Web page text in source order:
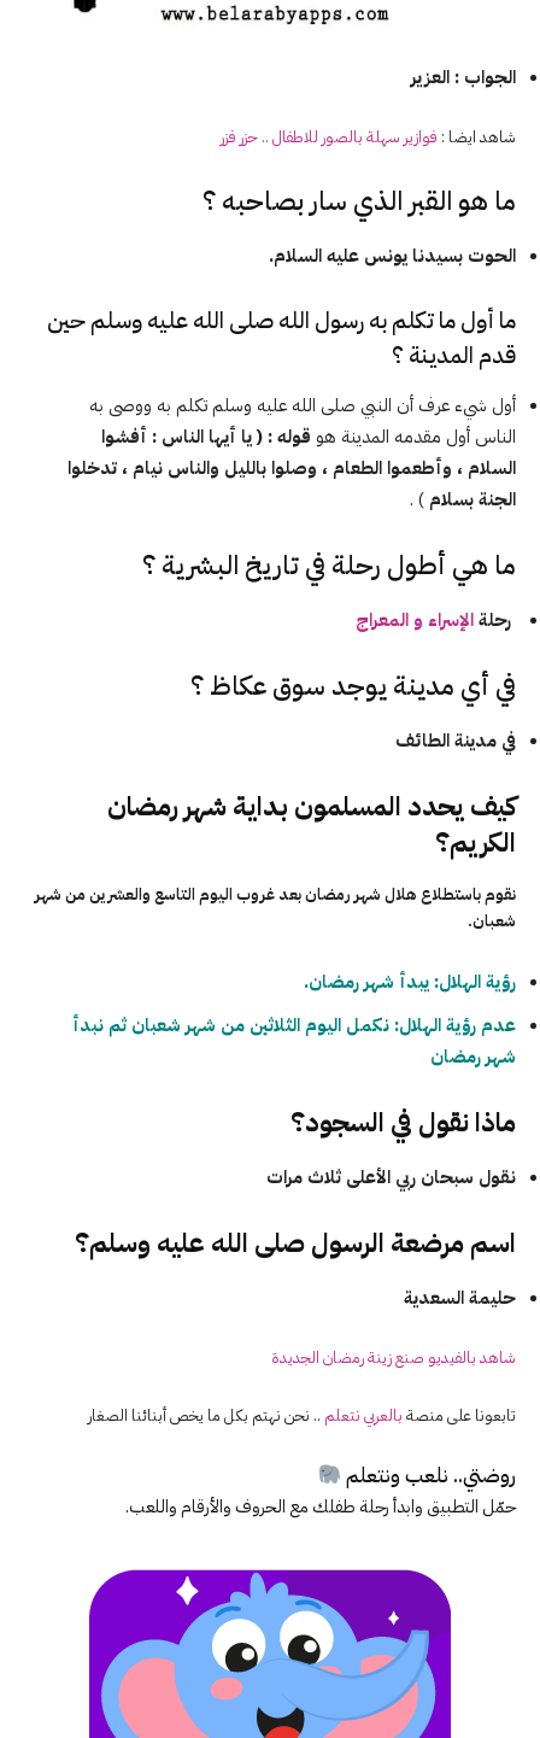
الجواب : العزير
شاهد ايضا : فوازير سهلة بالصور للاطفال .. حزر فزر
ما هو القبر الذي سار بصاحبه ؟
الحوت بسيدنا يونس عليه السلام.
ما أول ما تكلم به رسول الله صلى الله عليه وسلم حين
قدم المدينة ؟
أول شيء عرف أن النبي صلى الله عليه وسلم تكلم به ووصى به
الناس أول مقدمه المدينة هو قوله : ( يا أيها الناس : أفشوا
السلام ، وأطعموا الطعام ، وصلوا بالليل والناس نيام ، تدخلوا
الجنة بسلام ) .
ما هي أطول رحلة في تاريخ البشرية ؟
رحلةالإسراء و المعراج
في أي مدينة يوجد سوق عكاظ ؟
في مدينة الطائف
كيف يحدد المسلمون بداية شهر رمضان
الكريم؟
نقوم باستطلاع هلال شهر رمضان بعد غروب اليوم التاسع والعشرين من شهر
شعبان.
رؤية الهلال: يبدأ شهر رمضان.
عدم رؤية الهلال: نكمل اليوم الثلاثين من شهر شعبان ثم نبدأ
شهر رمضان
ماذا نقول في السجود؟
نقول سبحان ربي الأعلى ثلاث مرات
اسم مرضعة الرسول صلى الله عليه وسلم؟
حليمة السعدية
شاهد بالفيديو صنع زينة رمضان الجديدة
تابعونا على منصة بالعربي نتعلم .. نحن نهتم بكل ما يخص أبنائنا الصغار
روضتي.. نلعب ونتعلم
حمّل التطبيق وابدأ رحلة طفلك مع الحروف والأرقام واللعب.